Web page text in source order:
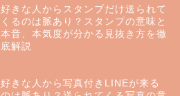
好きな人からスタンプだけ送られて
くるのは脈あり？スタンプの意味と
本音、本気度が分かる見抜き方を徹
底解説
好きな人から写真付きLINEが来る